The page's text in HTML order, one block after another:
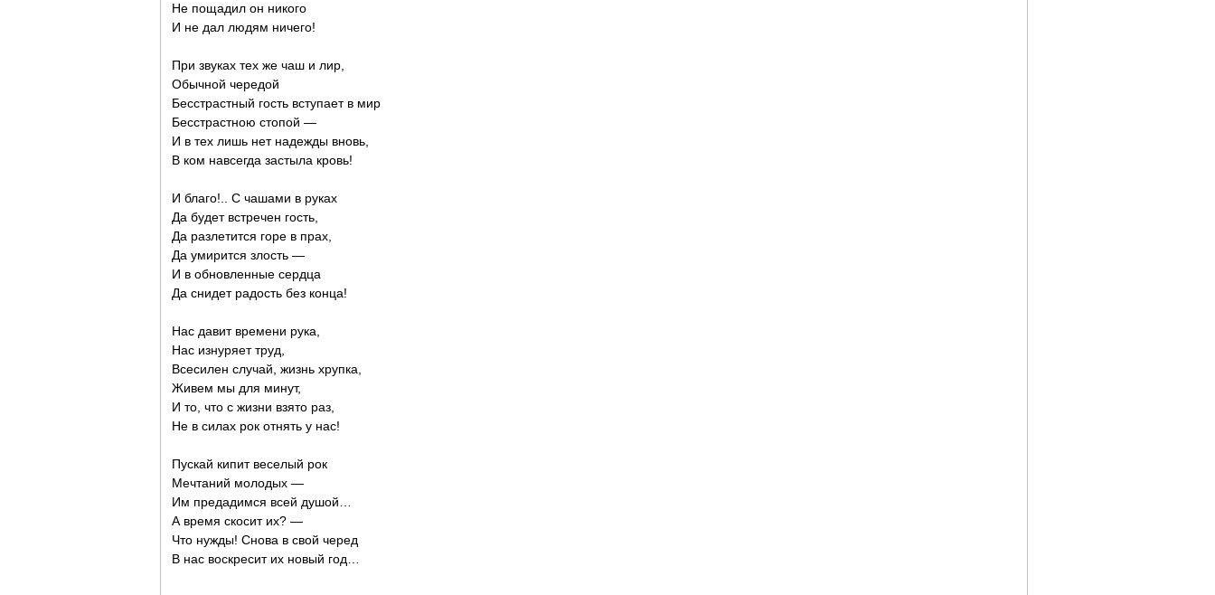
Не пощадил он никого
И не дал людям ничего!
При звуках тех же чаш и лир,
Обычной чередой
Бесстрастный гость вступает в мир
Бесстрастною стопой —
И в тех лишь нет надежды вновь,
В ком навсегда застыла кровь!
И благо!.. С чашами в руках
Да будет встречен гость,
Да разлетится горе в прах,
Да умирится злость —
И в обновленные сердца
Да снидет радость без конца!
Нас давит времени рука,
Нас изнуряет труд,
Всесилен случай, жизнь хрупка,
Живем мы для минут,
И то, что с жизни взято раз,
Не в силах рок отнять у нас!
Пускай кипит веселый рок
Мечтаний молодых —
Им предадимся всей душой…
А время скосит их? —
Что нужды! Снова в свой черед
В нас воскресит их новый год…